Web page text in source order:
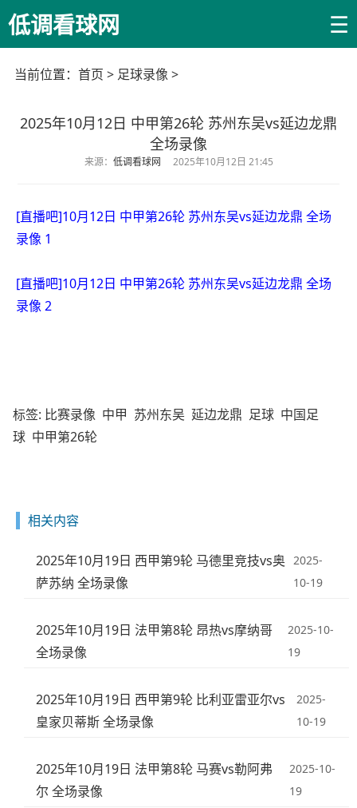
低调看球网 ☰
当前位置： 首页 > 足球录像 >
2025年10月12日 中甲第26轮 苏州东吴vs延边龙鼎
全场录像
来源： 低调看球网 2025年10月12日 21:45
[直播吧]10月12日 中甲第26轮 苏州东吴vs延边龙鼎 全场
录像 1
[直播吧]10月12日 中甲第26轮 苏州东吴vs延边龙鼎 全场
录像 2
标签: 比赛录像 中甲 苏州东吴 延边龙鼎 足球 中国足
球 中甲第26轮
相关内容
2025年10月19日 西甲第9轮 马德里竞技vs奥
萨苏纳 全场录像
2025-
10-19
2025年10月19日 法甲第8轮 昂热vs摩纳哥
全场录像
2025-10-
19
2025年10月19日 西甲第9轮 比利亚雷亚尔vs
皇家贝蒂斯 全场录像
2025-
10-19
2025年10月19日 法甲第8轮 马赛vs勒阿弗
尔 全场录像
2025-10-
19